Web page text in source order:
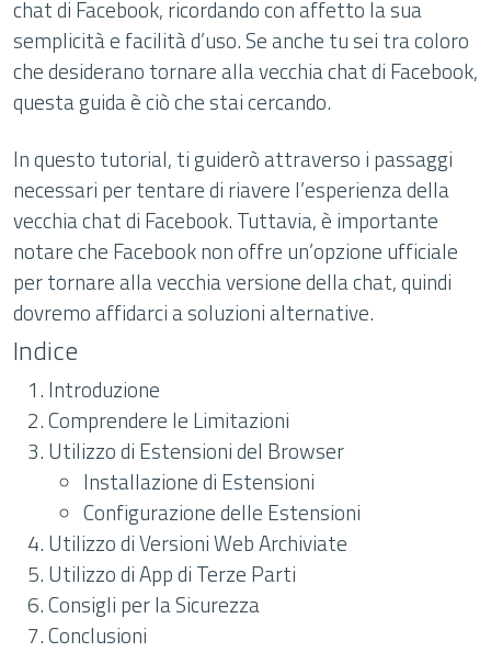
chat di Facebook, ricordando con affetto la sua
semplicità e facilità d’uso. Se anche tu sei tra coloro
che desiderano tornare alla vecchia chat di Facebook,
questa guida è ciò che stai cercando.
In questo tutorial, ti guiderò attraverso i passaggi
necessari per tentare di riavere l’esperienza della
vecchia chat di Facebook. Tuttavia, è importante
notare che Facebook non offre un’opzione ufficiale
per tornare alla vecchia versione della chat, quindi
dovremo affidarci a soluzioni alternative.
Indice
Introduzione
Comprendere le Limitazioni
Utilizzo di Estensioni del Browser
Installazione di Estensioni
Configurazione delle Estensioni
Utilizzo di Versioni Web Archiviate
Utilizzo di App di Terze Parti
Consigli per la Sicurezza
Conclusioni